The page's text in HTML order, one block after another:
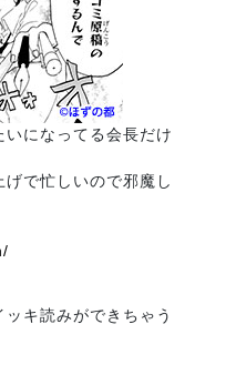
になってる会長だけ
で忙しいので邪魔し
キ読みができちゃう